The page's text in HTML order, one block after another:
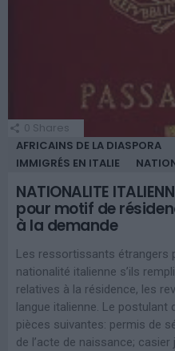
0 Shares
AFRICAINS DE LA DIASPORA
IMMIGRÉS EN ITALIE
NATIONALITE
pour motif de
à la demande
Les ressortissants étrangers
nationalité italienne s’ils
relatives à la résidence, les
langue italienne. Le
pièces suivantes: permis de
de l’acte de naissance;